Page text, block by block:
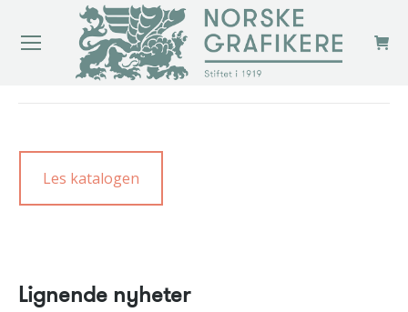
Les katalogen
Lignende nyheter